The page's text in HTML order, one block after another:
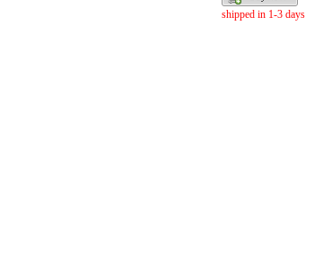
shipped in 1-3 days